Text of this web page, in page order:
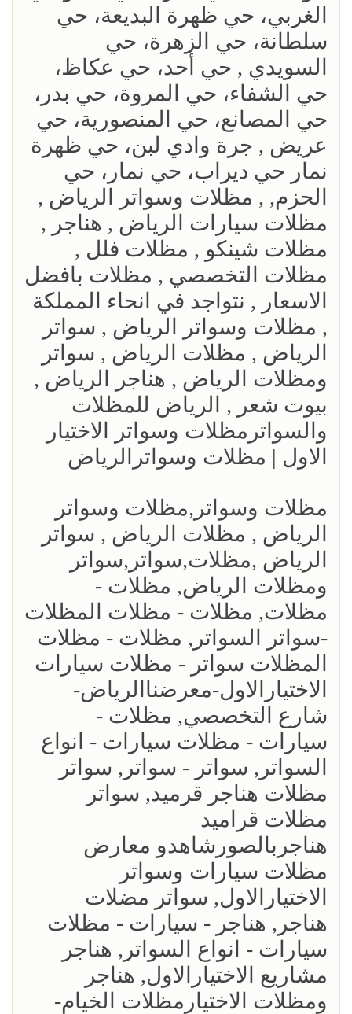
الغربي، حي ظهرة البديعة، حي
سلطانة، حي الزهرة، حي
السويدي , حي أحد، حي عكاظ،
حي الشفاء، حي المروة، حي بدر،
حي المصانع، حي المنصورية، حي
عريض , جرة وادي لبن، حي ظهرة
نمار حي ديراب، حي نمار، حي
الحزم, , مظلات وسواتر الرياض ,
مظلات سيارات الرياض , هناجر ,
مظلات شينكو , مظلات فلل ,
مظلات التخصصي , مظلات بافضل
الاسعار , نتواجد في انحاء المملكة
, مظلات وسواتر الرياض , سواتر
الرياض , مظلات الرياض , سواتر
ومظلات الرياض , هناجر الرياض ,
بيوت شعر , الرياض للمظلات
والسواترمظلات وسواتر الاختيار
الاول | مظلات وسواترالرياض
مظلات وسواتر,مظلات وسواتر
الرياض , مظلات الرياض , سواتر
الرياض ,مظلات,سواتر,سواتر
ومظلات الرياض, مظلات -
مظلات, مظلات - مظلات المظلات
-سواتر السواتر, مظلات - مظلات
المظلات سواتر - مظلات سيارات
الاختيارالاول-معرضناالرياض-
شارع التخصصي, مظلات -
سيارات - مظلات سيارات - انواع
السواتر, سواتر - سواتر, سواتر
مظلات هناجر قرميد, سواتر
مظلات قراميد
هناجربالصورشاهدو معارض
مظلات سيارات وسواتر
الاختيارالاول, سواتر مضلات
هناجر, هناجر - سيارات - مظلات
سيارات - انواع السواتر, هناجر
مشاريع الاختيارالاول, هناجر
ومظلات الاختيارمظلات الخيام-